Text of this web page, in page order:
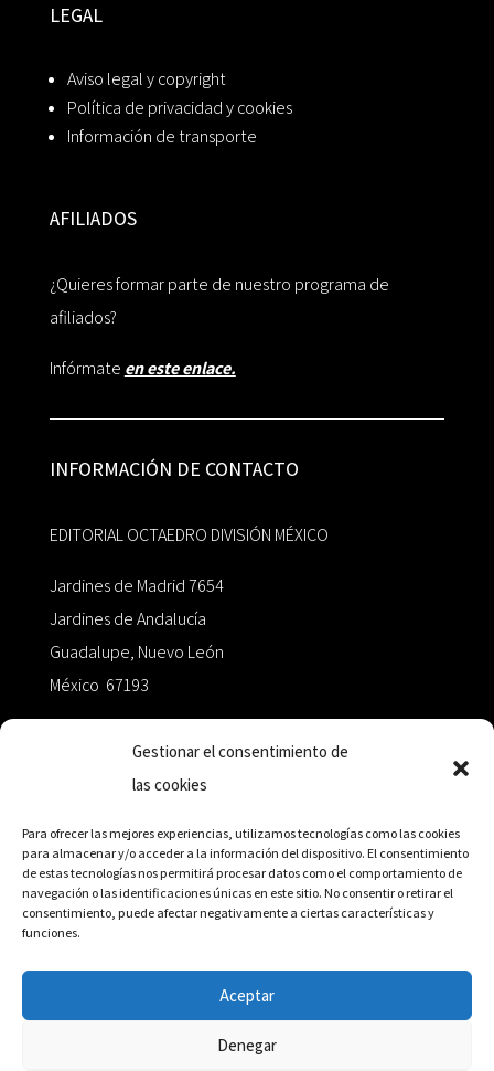
Gestionar el consentimiento de
las cookies
Para ofrecer las mejores experiencias, utilizamos tecnologías como las cookies
para almacenar y/o acceder a la información del dispositivo. El consentimiento
de estas tecnologías nos permitirá procesar datos como el comportamiento de
navegación o las identificaciones únicas en este sitio. No consentir o retirar el
consentimiento, puede afectar negativamente a ciertas características y
funciones.
Aceptar
Denegar
LEGAL
Aviso legal y copyright
Política de privacidad y cookies
Información de transporte
AFILIADOS
¿Quieres formar parte de nuestro programa de
afiliados?
Infórmate en este enlace.
INFORMACIÓN DE CONTACTO
EDITORIAL OCTAEDRO DIVISIÓN MÉXICO
Jardines de Madrid 7654
Jardines de Andalucía
Guadalupe, Nuevo León
México 67193
+52 811.499.5638
RED DE DISTRIBUCIÓN
Distribuidores en México y Octaedro internacional